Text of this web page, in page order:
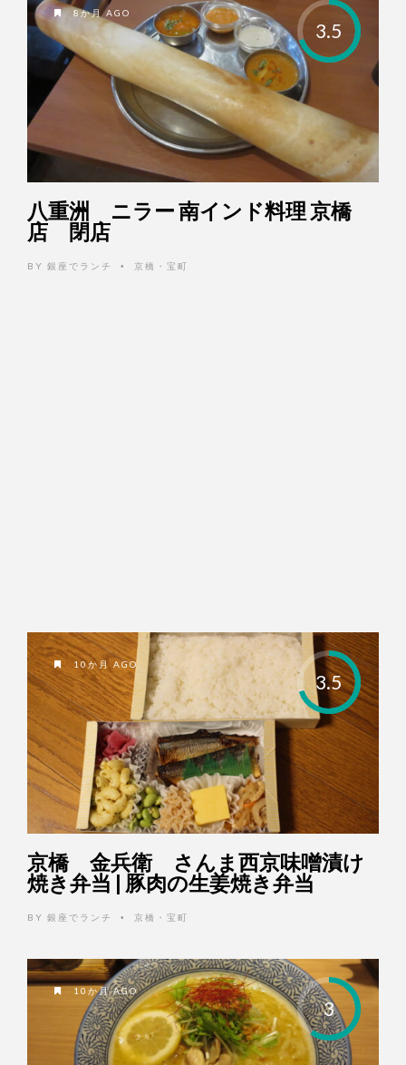
3.5
8か月 AGO
八重洲 ニラー 南インド料理 京橋
店 閉店
BY 銀座でランチ • 京橋・宝町
3.5
10か月 AGO
京橋 金兵衛 さんま西京味噌漬け
焼き弁当 | 豚肉の生姜焼き弁当
BY 銀座でランチ • 京橋・宝町
3
10か月 AGO